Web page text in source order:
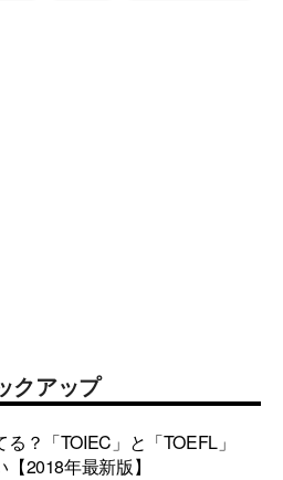
クアップ
る？「TOIEC」と「TOEFL」
【2018年最新版】